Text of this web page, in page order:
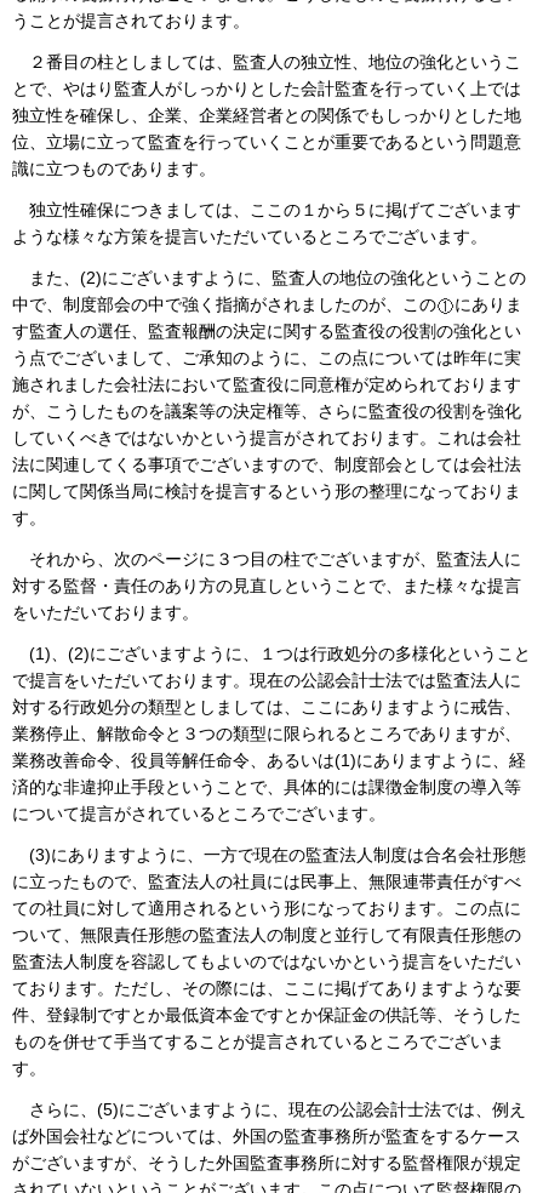
うことが提言されております。
２番目の柱としましては、監査人の独立性、地位の強化というこ
とで、やはり監査人がしっかりとした会計監査を行っていく上では
独立性を確保し、企業、企業経営者との関係でもしっかりとした地
位、立場に立って監査を行っていくことが重要であるという問題意
識に立つものであります。
独立性確保につきましては、ここの１から５に掲げてございます
ような様々な方策を提言いただいているところでございます。
また、(2)にございますように、監査人の地位の強化ということの
中で、制度部会の中で強く指摘がされましたのが、この
にありま
す監査人の選任、監査報酬の決定に関する監査役の役割の強化とい
う点でございまして、ご承知のように、この点については昨年に実
施されました会社法において監査役に同意権が定められております
が、こうしたものを議案等の決定権等、さらに監査役の役割を強化
していくべきではないかという提言がされております。これは会社
法に関連してくる事項でございますので、制度部会としては会社法
に関して関係当局に検討を提言するという形の整理になっておりま
す。
それから、次のページに３つ目の柱でございますが、監査法人に
対する監督・責任のあり方の見直しということで、また様々な提言
をいただいております。
(1)、(2)にございますように、１つは行政処分の多様化ということ
で提言をいただいております。現在の公認会計士法では監査法人に
対する行政処分の類型としましては、ここにありますように戒告、
業務停止、解散命令と３つの類型に限られるところでありますが、
業務改善命令、役員等解任命令、あるいは(1)にありますように、経
済的な非違抑止手段ということで、具体的には課徴金制度の導入等
について提言がされているところでございます。
(3)にありますように、一方で現在の監査法人制度は合名会社形態
に立ったもので、監査法人の社員には民事上、無限連帯責任がすべ
ての社員に対して適用されるという形になっております。この点に
ついて、無限責任形態の監査法人の制度と並行して有限責任形態の
監査法人制度を容認してもよいのではないかという提言をいただい
ております。ただし、その際には、ここに掲げてありますような要
件、登録制ですとか最低資本金ですとか保証金の供託等、そうした
ものを併せて手当てすることが提言されているところでございま
す。
さらに、(5)にございますように、現在の公認会計士法では、例え
ば外国会社などについては、外国の監査事務所が監査をするケース
がございますが、そうした外国監査事務所に対する監督権限が規定